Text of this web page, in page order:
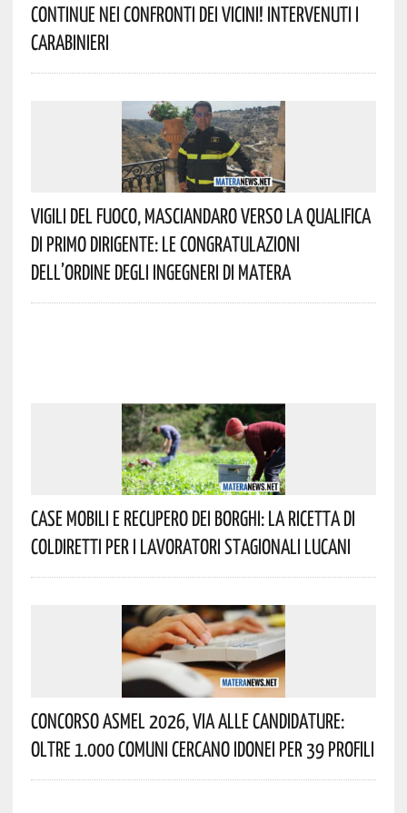
Continue Nei Confronti Dei Vicini! Intervenuti I
Carabinieri
Vigili Del Fuoco, Masciandaro Verso La Qualifica
Di Primo Dirigente: Le Congratulazioni
Dell’Ordine Degli Ingegneri Di Matera
Case Mobili E Recupero Dei Borghi: La Ricetta Di
Coldiretti Per I Lavoratori Stagionali Lucani
Concorso Asmel 2026, Via Alle Candidature:
Oltre 1.000 Comuni Cercano Idonei Per 39 Profili